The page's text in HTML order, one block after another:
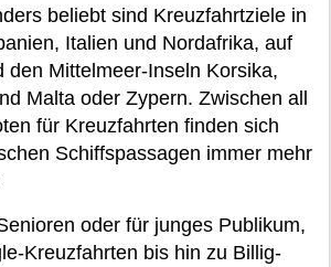
beliebt sind Kreuzfahrtziele in
Italien und Nordafrika, auf
den Mittelmeer-Inseln Korsika,
Malta oder Zypern. Zwischen all
für Kreuzfahrten finden sich
Schiffspassagen immer mehr
oder für junges Publikum,
Kreuzfahrten bis hin zu Billig-